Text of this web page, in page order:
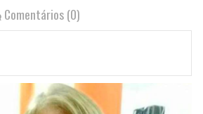
Comentários (0)